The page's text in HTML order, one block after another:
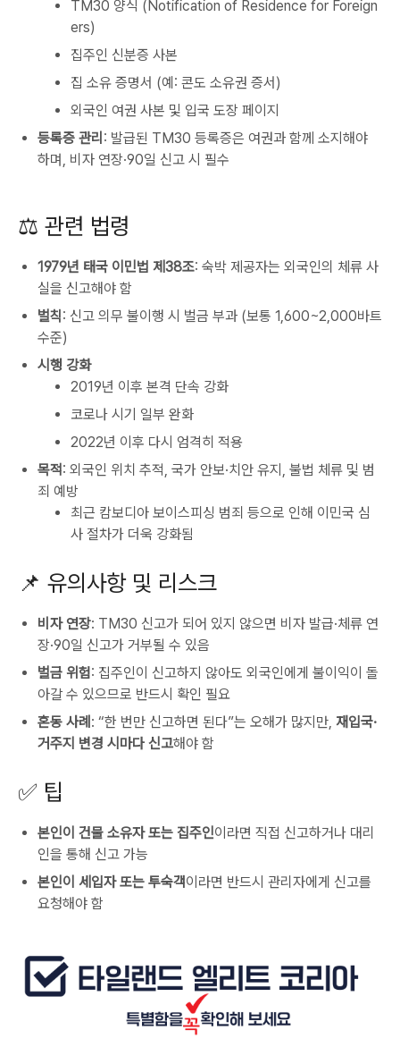
TM30 양식 (Notification of Residence for Foreign
ers)
집주인 신분증 사본
집 소유 증명서 (예: 콘도 소유권 증서)
외국인 여권 사본 및 입국 도장 페이지
등록증 관리 : 발급된 TM30 등록증은 여권과 함께 소지해야
하며, 비자 연장·90일 신고 시 필수
⚖️ 관련 법령
1979년 태국 이민법 제38조: 숙박 제공자는 외국인의 체류 사
실을 신고해야 함
벌칙: 신고 의무 불이행 시 벌금 부과 (보통 1,600~2,000바트
수준)
시행 강화
2019년 이후 본격 단속 강화
코로나 시기 일부 완화
2022년 이후 다시 엄격히 적용
목적: 외국인 위치 추적, 국가 안보·치안 유지, 불법 체류 및 범
죄 예방
최근 캄보디아 보이스피싱 범죄 등으로 인해 이민국 심
사 절차가 더욱 강화됨
📌 유의사항 및 리스크
비자 연장: TM30 신고가 되어 있지 않으면 비자 발급·체류 연
장·90일 신고가 거부될 수 있음
벌금 위험: 집주인이 신고하지 않아도 외국인에게 불이익이 돌
아갈 수 있으므로 반드시 확인 필요
혼동 사례 : “한 번만 신고하면 된다”는 오해가 많지만, 재입국·
거주지 변경 시마다 신고해야 함
✅ 팁
본인이 건물 소유자 또는 집주인이라면 직접 신고하거나 대리
인을 통해 신고 가능
본인이 세입자 또는 투숙객이라면 반드시 관리자에게 신고를
요청해야 함